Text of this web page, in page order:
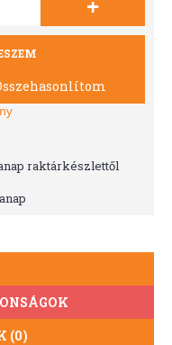
+
raktárkészlettől
(0)